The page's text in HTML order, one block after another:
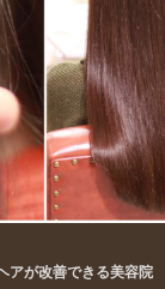
アが改善できる美容院